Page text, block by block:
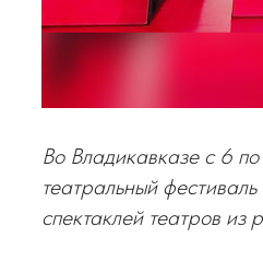
Во Владикавказе с 6
театральный
спектаклей театров